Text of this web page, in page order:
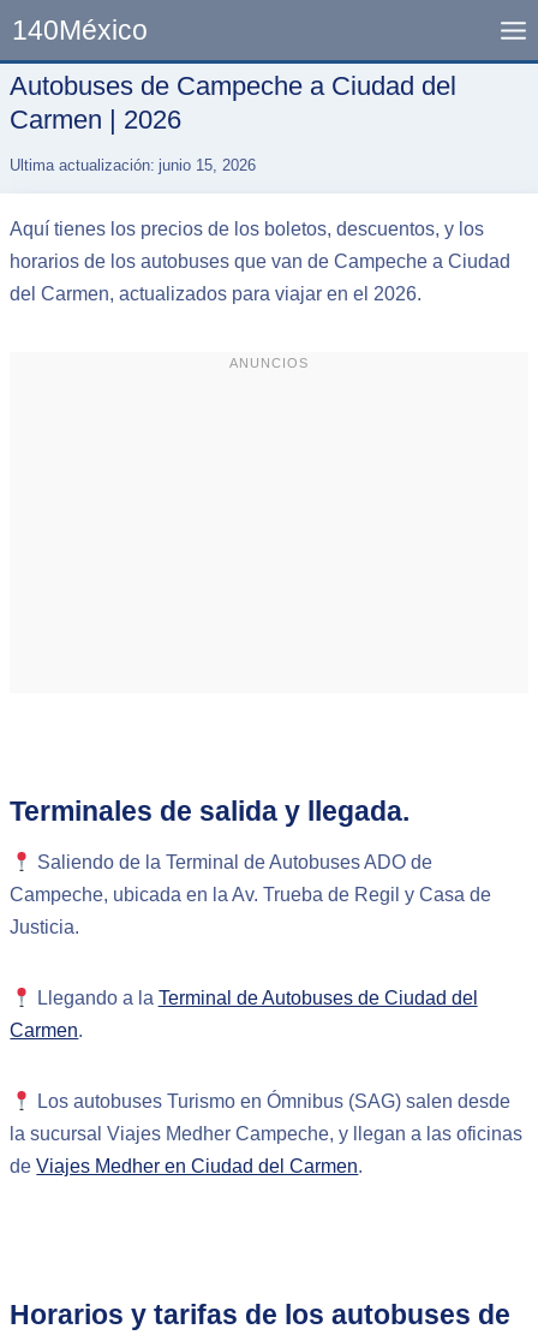
content
140México
Autobuses de Campeche a Ciudad del
Carmen | 2026
Ultima actualización: junio 15, 2026
Aquí tienes los precios de los boletos, descuentos, y los
horarios de los autobuses que van de Campeche a Ciudad
del Carmen, actualizados para viajar en el 2026.
ANUNCIOS
Terminales de salida y llegada.
Saliendo de la Terminal de Autobuses ADO de
Campeche, ubicada en la Av. Trueba de Regil y Casa de
Justicia.
Llegando a la Terminal de Autobuses de Ciudad del
Carmen.
Los autobuses Turismo en Ómnibus (SAG) salen desde
la sucursal Viajes Medher Campeche, y llegan a las oficinas
deViajes Medher en Ciudad del Carmen.
Horarios y tarifas de los autobuses de